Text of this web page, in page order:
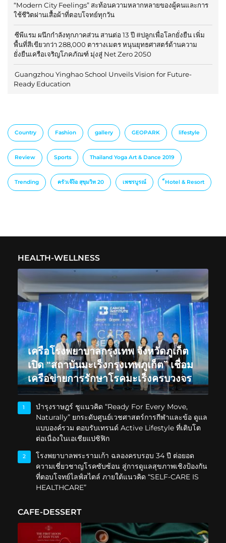
“Modern City Feelings” สะท้อนความหลากหลายของผู้คนและการ
ใช้ชีวิตผ่านเสื้อผ้าที่ตอบโจทย์ทุกวัน
ซีพีแรม ผนึกกำลังทุกภาคส่วน สานต่อ 13 ปี #ปลูกเพื่อโลกยั่งยืน เพิ่ม
พื้นที่สีเขียวกว่า 288,000 ตารางเมตร หนุนยุทธศาสตร์ด้านความ
ยั่งยืนเครือเจริญโภคภัณฑ์ มุ่งสู่ Net Zero 2050
Guangzhou Yinghao School Unveils Vision for Future-
Ready Education
Country Fashion gallery GEOPARK lifestyle
Review Sports Thailand Yoga Art & Dance 2019
Trending ครัวเจ๊ง้อ สุขุมวิท 20 เพชรบูรณ์ ็Hotel & Resort
HEALTH-WELLNESS
เครือโรงพยาบาลกรุงเทพ จังหวัดภูเก็ต
เปิด “สถาบันมะเร็งกรุงเทพภูเก็ต” เชื่อม
เครือข่ายการรักษาโรคมะเร็งครบวงจร
1
บำรุงราษฎร์ ชูแนวคิด “Ready For Every Move,
Naturally” ยกระดับศูนย์เวชศาสตร์การกีฬาและข้อ ดูแล
แบบองค์รวม ตอบรับเทรนด์ Active Lifestyle ที่เติบโต
ต่อเนื่องในเอเชียแปซิฟิก
2
โรงพยาบาลพระรามเก้า ฉลองครบรอบ 34 ปี ต่อยอด
ความเชี่ยวชาญโรคซับซ้อน สู่การดูแลสุขภาพเชิงป้องกัน
ที่ตอบโจทย์ไลฟ์สไตล์ ภายใต้แนวคิด “SELF-CARE IS
HEALTHCARE”
CAFE-DESSERT